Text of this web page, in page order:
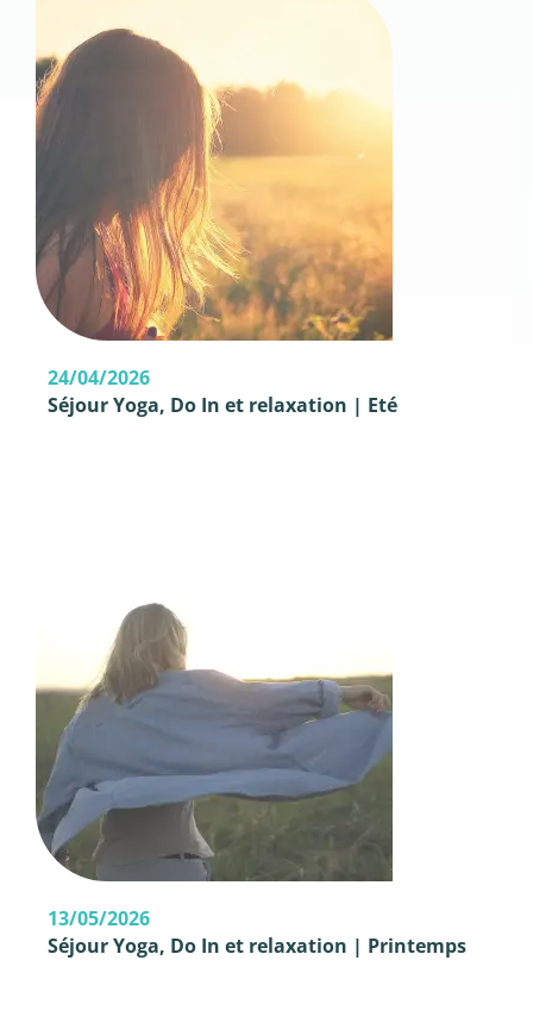
24/04/2026
Séjour Yoga, Do In et relaxation | Eté
13/05/2026
Séjour Yoga, Do In et relaxation | Printemps